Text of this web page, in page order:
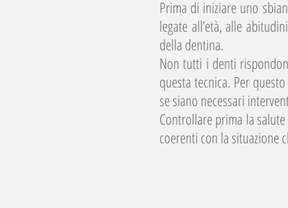
Prima di iniziare uno
legate all’età, alle
della dentina.
Non tutti i denti
questa tecnica. Per
se siano necessari
Controllare prima la
coerenti con la situazione